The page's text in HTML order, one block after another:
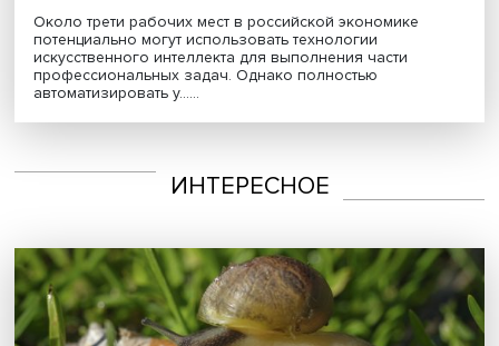
ИИ не приведет к массовым
Около трети рабочих мест в российской экономике
потенциально могут использовать технологии
искусственного интеллекта для выполнения части
профессиональных задач. Однако полностью
автоматизировать у......